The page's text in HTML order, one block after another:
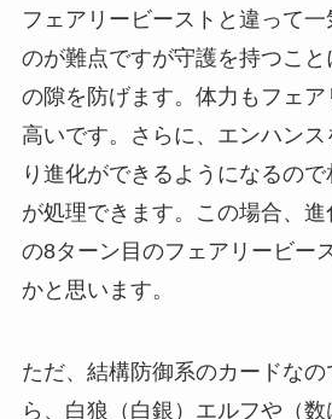
フェアリービーストと違って
のが難点ですが守護を持つこ
の隙を防げます。体力もフェ
高いです。さらに、エンハンス
り進化ができるようになるの
が処理できます。この場合、
の8ターン目のフェアリービー
かと思います。
ただ、結構防御系のカードな
ら、白狼（白銀）エルフや（数